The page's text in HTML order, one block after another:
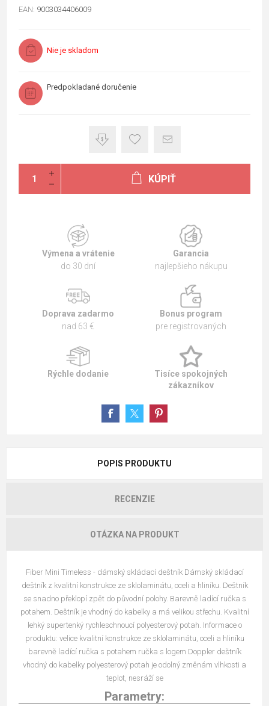
EAN: 9003034406009
Nie je skladom
Predpokladané doručenie
KÚPIŤ
Výmena a vrátenie
do 30 dní
Garancia
najlepšieho nákupu
Doprava zadarmo
nad 63 €
Bonus program
pre registrovaných
Rýchle dodanie
Tisíce spokojných
zákazníkov
POPIS PRODUKTU
RECENZIE
OTÁZKA NA PRODUKT
Fiber Mini Timeless - dámský skládací deštník Dámský skládací
deštník z kvalitní konstrukce ze sklolaminátu, oceli a hliníku. Deštník
se snadno překlopí zpět do původní polohy. Barevně ladící ručka s
potahem. Deštník je vhodný do kabelky a má velikou střechu. Kvalitní
lehký supertenký rychleschnoucí polyesterový potah. Informace o
produktu: velice kvalitní konstrukce ze sklolaminátu, oceli a hliníku
barevně ladící ručka s potahem ručka s logem Doppler deštník
vhodný do kabelky polyesterový potah je odolný změnám vlhkosti a
teplot, nesráží se
Parametry: